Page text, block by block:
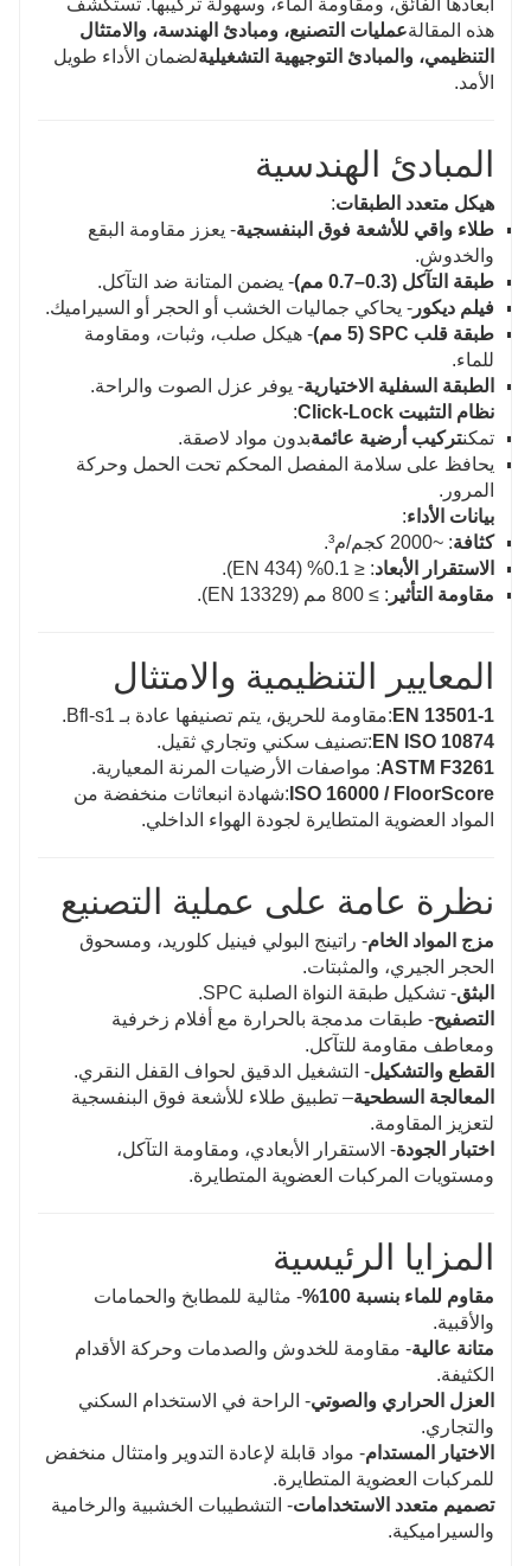
هذه المقالةعمليات التصنيع، ومبادئ الهندسة، والامتثال
التنظيمي، والمبادئ التوجيهية التشغيليةلضمان الأداء طويل
الأمد.
المبادئ الهندسية
هيكل متعدد الطبقات:
طلاء واقي للأشعة فوق البنفسجية- يعزز مقاومة البقع
والخدوش.
طبقة التآكل (0.3–0.7 مم)
- يضمن المتانة ضد التآكل.
فيلم ديكور - يحاكي جماليات الخشب أو الحجر أو السيراميك.
طبقة قلب SPC (5 مم)
- هيكل صلب، وثبات، ومقاومة
للماء.
الطبقة السفلية الاختيارية- يوفر عزل الصوت والراحة.
نظام التثبيت Click-Lock
:
تمكنتركيب أرضية عائمةبدون مواد لاصقة.
يحافظ على سلامة المفصل المحكم تحت الحمل وحركة
المرور.
بيانات الأداء:
كثافة: ~2000 كجم/م³.
الاستقرار الأبعاد: ≤ 0.1% (EN 434).
مقاومة التأثير : ≥ 800 مم (EN 13329).
المعايير التنظيمية والامتثال
EN 13501-1 :مقاومة للحريق، يتم تصنيفها عادة بـ Bfl-s1.
EN ISO 10874 :تصنيف سكني وتجاري ثقيل.
ASTM F3261: مواصفات الأرضيات المرنة المعيارية.
ISO 16000 / FloorScore :شهادة انبعاثات منخفضة من
المواد العضوية المتطايرة لجودة الهواء الداخلي.
نظرة عامة على عملية التصنيع
مزج المواد الخام- راتينج البولي فينيل كلوريد، ومسحوق
الحجر الجيري، والمثبتات.
البثق- تشكيل طبقة النواة الصلبة SPC.
التصفيح- طبقات مدمجة بالحرارة مع أفلام زخرفية
ومعاطف مقاومة للتآكل.
القطع والتشكيل- التشغيل الدقيق لحواف القفل النقري.
المعالجة السطحية– تطبيق طلاء للأشعة فوق البنفسجية
لتعزيز المقاومة.
اختبار الجودة- الاستقرار الأبعادي، ومقاومة التآكل،
ومستويات المركبات العضوية المتطايرة.
المزايا الرئيسية
مقاوم للماء بنسبة 100%
- مثالية للمطابخ والحمامات
والأقبية.
متانة عالية- مقاومة للخدوش والصدمات وحركة الأقدام
الكثيفة.
العزل الحراري والصوتي- الراحة في الاستخدام السكني
والتجاري.
الاختيار المستدام- مواد قابلة لإعادة التدوير وامتثال منخفض
للمركبات العضوية المتطايرة.
تصميم متعدد الاستخدامات- التشطيبات الخشبية والرخامية
والسيراميكية.